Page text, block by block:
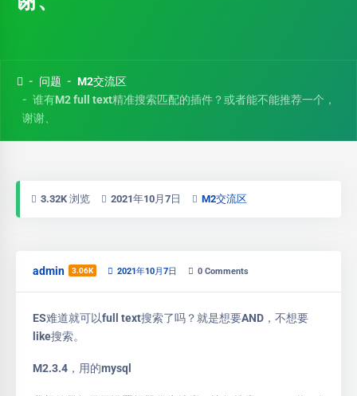
问题
M2交流区
谁有M2 full text精准搜索匹配的插件？或者能不能推荐一个，
谢谢、
3.32K 浏览 2021年10月7日 M2交流区
admin 3.06K 2021年10月7日 0 Comments
ES难道就可以full text搜索了吗？就是想要AND，不想要
like搜索。
M2.3.4，用的mysql